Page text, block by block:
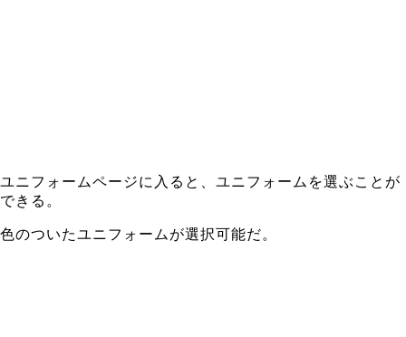
ユニフォームページに入ると、ユニフォームを選ぶことが
できる。
色のついたユニフォームが選択可能だ。